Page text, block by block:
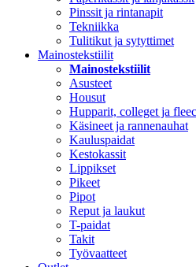
Pinssit ja rintanapit
Tekniikka
Tulitikut ja sytyttimet
Mainostekstiilit
Mainostekstiilit
Asusteet
Housut
Hupparit, colleget ja
Käsineet ja rannenauhat
Kauluspaidat
Kestokassit
Lippikset
Pikeet
Pipot
Reput ja laukut
T-paidat
Takit
Työvaatteet